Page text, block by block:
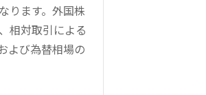
ります。外国株
相対取引による
よび為替相場の